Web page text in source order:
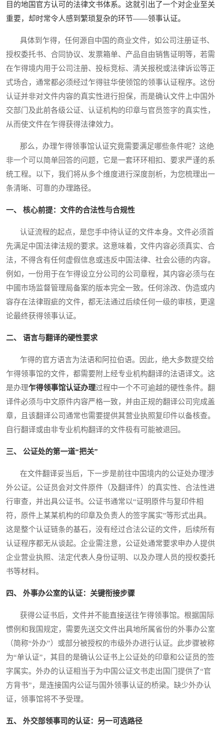
目的地国官方认可的法律文书体系。这就引出了一个对企业至关
重要，却时常令人感到繁琐复杂的环节——领事认证。
具体到乍得，任何源自中国的商业文件，如公司注册证书、
授权委托书、合同协议、发票箱单、产品自由销售证明等，若需
在乍得境内用于公司注册、投标竞标、清关报税或法律诉讼等正
式场合，通常都必须经过乍得驻华使领馆的领事认证程序。这份
认证并非对文件内容的真实性进行担保，而是确认文件上中国外
交部门及此前各级公证、认证机构的印章与官员签字的真实性，
从而使文件在乍得获得法律效力。
那么，办理乍得领事馆认证究竟需要满足哪些条件呢？这绝
非一个可以简单回答的问题，它是一套环环相扣、要求严谨的系
统工程。以下，我们将从多个维度进行深度剖析，为您梳理出一
条清晰、可靠的办理路径。
一、 核心前提：文件的合法性与合规性
认证流程的起点，是您手中待认证的文件本身。文件必须首
先满足中国法律法规的要求。这意味着，文件内容必须真实、合
法，不得含有任何虚假信息或违反中国法律、社会公德的内容。
例如，一份用于在乍得设立分公司的公司章程，其内容必须与在
中國市场监督管理局备案的版本完全一致。任何涂改、伪造或内
容存在法律瑕疵的文件，都无法通过后续任何一级的审核，更遑
论最终获得领事认证。
二、 语言与翻译的硬性要求
乍得的官方语言为法语和阿拉伯语。因此，绝大多数提交给
乍得领事馆的文件，都需要附上经专业机构翻译的法语译文。这
是办理乍得领事馆认证办理过程中一个不可逾越的硬性条件。翻
译件必须与中文原件内容严格一致，并由正规的翻译公司完成盖
章，且该翻译公司通常也需要提供其营业执照复印件以备核查。
自行翻译或由非专业机构翻译的文件极有可能被退回。
三、 公证处的第一道“把关”
在文件翻译妥当后，下一步是前往中国境内的公证处办理涉
外公证。公证员会对文件原件（及翻译件）的真实性、合法性进
行审查，并出具公证书。公证书通常以“证明原件与复印件相
符，原件上某某机构的印章及负责人的签字属实”等形式出具。
这是整个认证链条的基石，没有经过合法公证的文件，后续所有
认证程序都无从谈起。企业需注意，公证处通常要求申办人提供
企业营业执照、法定代表人身份证明、以及办理人员的授权委托
书等材料。
四、 外事办公室的认证：关键衔接步骤
获得公证书后，文件并不能直接送往乍得领事馆。根据国际
惯例和我国规定，需要先送交文件出具地所属省份的外事办公室
（简称“外办”）或部分被授权的市级外办进行认证。此步骤被称
为“单认证”，其目的是确认公证书上公证处的印章和公证员的签
字属实。外办的认证相当于为中国公证文书走出国门提供了“官
方背书”，是连接国内公证与国外领事认证的桥梁。缺少外办认
证，领事馆将不予受理。
五、 外交部领事司的认证：另一可选路径